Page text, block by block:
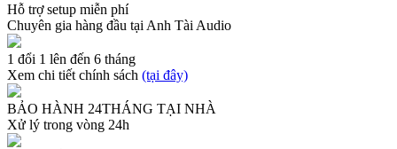
Hỗ trợ setup miễn phí
Chuyên gia hàng đầu tại Anh Tài Audio
1 đổi 1 lên đến 6 tháng
Xem chi tiết chính sách (tại đây)
BẢO HÀNH 24THÁNG TẠI NHÀ
Xử lý trong vòng 24h